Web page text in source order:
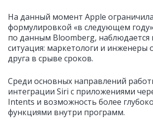
На данный момент Apple
формулировкой «в следующем
по данным Bloomberg, наблюдается
ситуация: маркетологи и инженеры
друга в срыве сроков.
Среди основных направлений
интеграции Siri с приложениями
Intents и возможность более
функциями внутри программ.